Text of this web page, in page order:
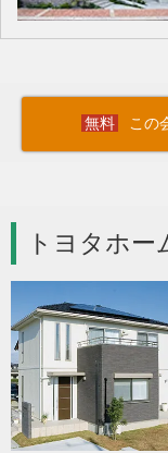
この
トヨタホ